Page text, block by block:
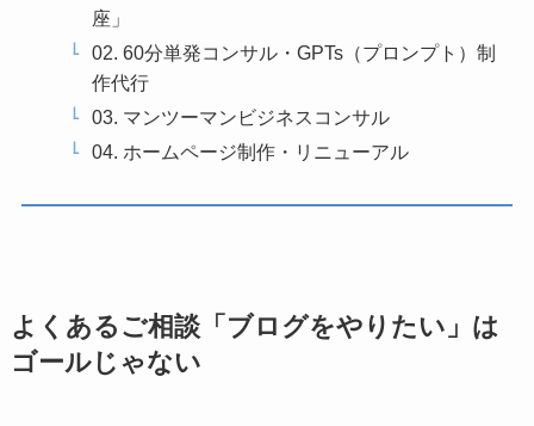
座」
02. 60分単発コンサル・GPTs（プロンプト）制
作代行
03. マンツーマンビジネスコンサル
04. ホームページ制作・リニューアル
よくあるご相談「ブログをやりたい」は
ゴールじゃない